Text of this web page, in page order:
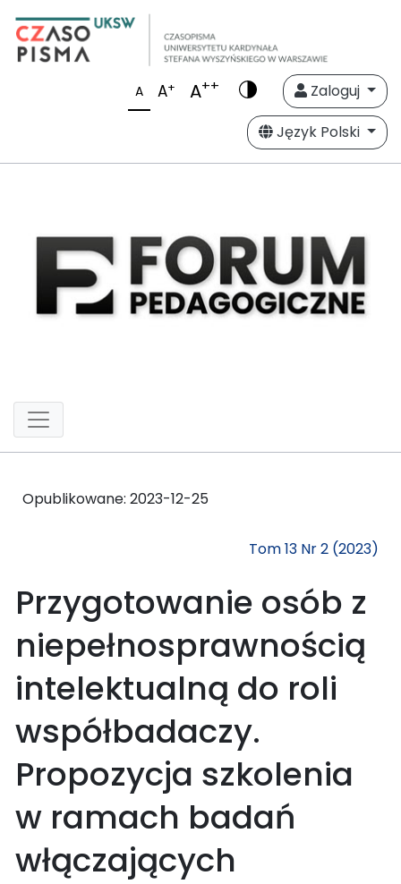
A A+ A++
Zaloguj
Język Polski
Opublikowane: 2023-12-25
Tom 13 Nr 2 (2023)
Przygotowanie osób z
niepełnosprawnością
intelektualną do roli
współbadaczy.
Propozycja szkolenia
w ramach badań
włączających